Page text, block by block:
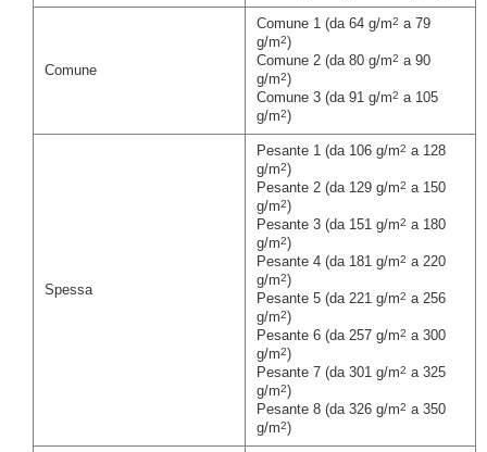
Comune
Comune 1 (da 64 g/m2 a 79
g/m2)
Comune 2 (da 80 g/m2 a 90
g/m2)
Comune 3 (da 91 g/m2 a 105
g/m2)
Spessa
Pesante 1 (da 106 g/m2 a 128
g/m2)
Pesante 2 (da 129 g/m2 a 150
g/m2)
Pesante 3 (da 151 g/m2 a 180
g/m2)
Pesante 4 (da 181 g/m2 a 220
g/m2)
Pesante 5 (da 221 g/m2 a 256
g/m2)
Pesante 6 (da 257 g/m2 a 300
g/m2)
Pesante 7 (da 301 g/m2 a 325
g/m2)
Pesante 8 (da 326 g/m2 a 350
g/m2)